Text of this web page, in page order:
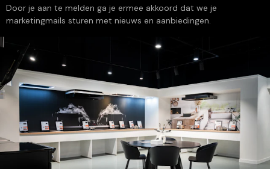
Door je aan te melden ga je ermee akkoord dat we je
marketingmails sturen met nieuws en aanbiedingen.